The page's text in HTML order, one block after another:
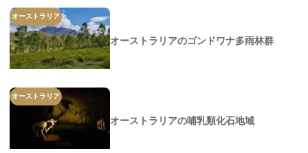
オーストラリア
オーストラリアのゴンドワナ多雨林群
オーストラリア
オーストラリアの哺乳類化石地域